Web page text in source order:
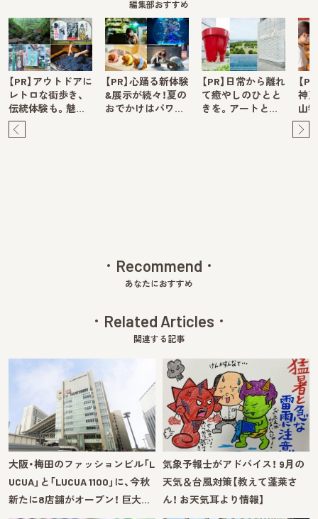
編集部おすすめ
【PR】アウトドアに
レトロな街歩き、
伝統体験も。魅…
【PR】心踊る新体験
&展示が続々！夏の
おでかけはパワ…
【PR】日常から離れ
て癒やしのひとと
きを。アートと…
【
神
山
Recommend
あなたにおすすめ
Related Articles
関連する記事
大阪・梅田のファッションビル「L
UCUA」と「LUCUA 1100」に、今秋
新たに8店舗がオープン！ 巨大…
気象予報士がアドバイス！ 9月の
天気＆台風対策【教えて蓬莱さ
ん！ お天気耳より情報】